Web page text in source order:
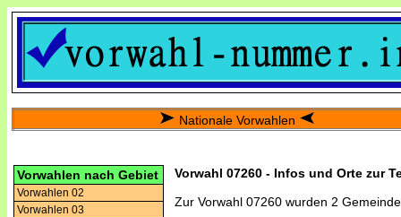
Nationale Vorwahlen
Vorwahlen nach Gebiet
Vorwahlen 02
Vorwahlen 03
Vorwahl 07260 - Infos und Orte zur
Zur Vorwahl 07260 wurden 2